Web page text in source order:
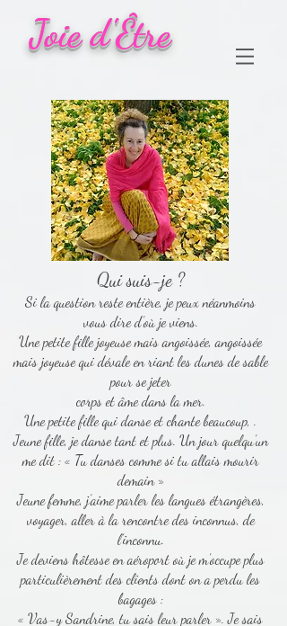
Joie d'Être
Qui suis-je ?
Si la question reste entière, je peux néanmoins
vous dire d’où je viens.
Une petite fille joyeuse mais angoissée, angoissée
mais joyeuse qui dévale en riant les dunes de sable
pour se jeter
corps etâme dans la mer.
Une petite fille qui danse et chante beaucoup, .
Jeune fille, je danse tant et plus. Un jour quelqu’un
me dit : « Tu danses comme si tu allais mourir
demain »
Jeune femme, j’aime parler les langues étrangères,
voyager, aller à la rencontre des inconnus, de
l’inconnu.
Je deviens hôtesse en aéroport où je m’occupe plus
particulièrement des clients dont on a perdu les
bagages :
« Vas-y Sandrine, tu sais leur parler ». Je sais